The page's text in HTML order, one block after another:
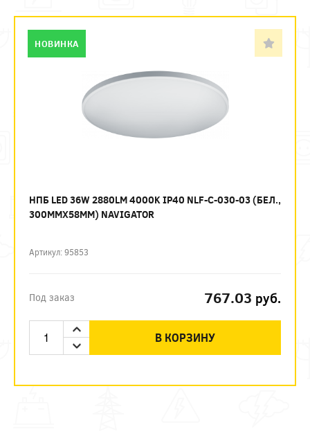
НПБ LED 36W 2880LM 4000K IP40 NLF-C-030-03 (БЕЛ.,
300ММХ58ММ) NAVIGATOR
Артикул: 95853
Под заказ 767.03 руб.
В КОРЗИНУ
НОВИНКА